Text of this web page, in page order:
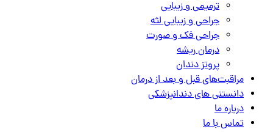
ترمیمی و زیبایی
جراحی و زیبایی لثه
جراحی فک و صورت
درمان ریشه
پروتز دندان
مراقبت‌های قبل و بعد از درمان
دانستنی های دندانپزشکی
درباره ما
تماس با ما